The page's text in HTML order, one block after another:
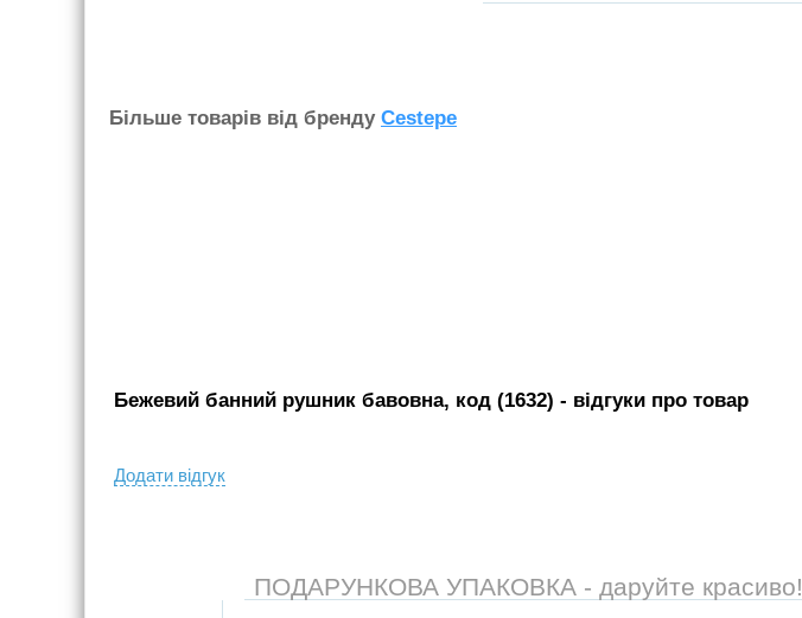
Бiльше товарiв вiд бренду Cestepe
Бежевий банний рушник бавовна, код (1632) - вiдгуки про товар
Додати вiдгук
ПОДАРУНКОВА УПАКОВКА - даруйте красиво!